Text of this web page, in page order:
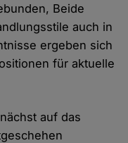
Beide
auch in
ergeben sich
für aktuelle
auf das